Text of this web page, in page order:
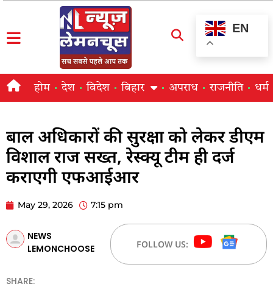
EN
होम देश विदेश बिहार अपराध राजनीति धर्म
बाल अधिकारों की सुरक्षा को लेकर डीएम
विशाल राज सख्त, रेस्क्यू टीम ही दर्ज
कराएगी एफआईआर
May 29, 2026 7:15 pm
NEWS
LEMONCHOOSE
FOLLOW US:
SHARE: